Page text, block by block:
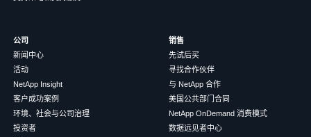
公司
新闻中心
活动
NetApp Insight
客户成功案例
环境、社会与公司治理
投资者
销售
先试后买
寻找合作伙伴
与 NetApp 合作
美国公共部门合同
NetApp OnDemand 消费模式
数据远见者中心